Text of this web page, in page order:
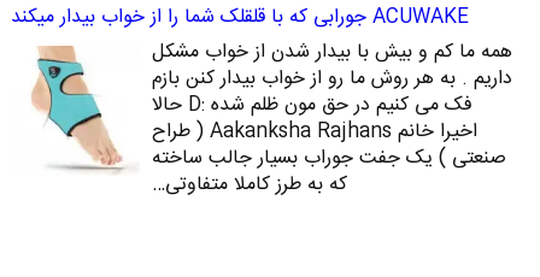
ACUWAKE جورابی که با قلقلک شما را از خواب بیدار میکند
همه ما کم و بیش با بیدار شدن از خواب مشکل
داریم . به هر روش ما رو از خواب بیدار کنن بازم
فک می کنیم در حق مون ظلم شده :D حالا
اخیرا خانم Aakanksha Rajhans ( طراح
صنعتی ) یک جفت جوراب بسیار جالب ساخته
که به طرز کاملا متفاوتی…